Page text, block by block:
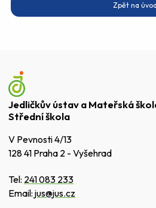
Zpět na úvod
Jedličkův ústav a Mateřská
Střední škola
V Pevnosti 4/13
128 41 Praha 2 - Vyšehrad
Tel: 241 083 233
Email: jus@jus.cz